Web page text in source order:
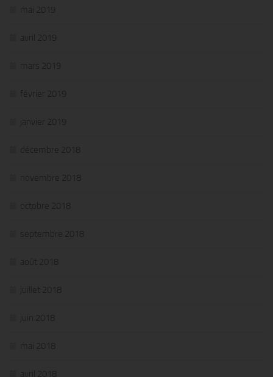
mai 2019
avril 2019
mars 2019
février 2019
janvier 2019
décembre 2018
novembre 2018
octobre 2018
septembre 2018
août 2018
juillet 2018
juin 2018
mai 2018
avril 2018